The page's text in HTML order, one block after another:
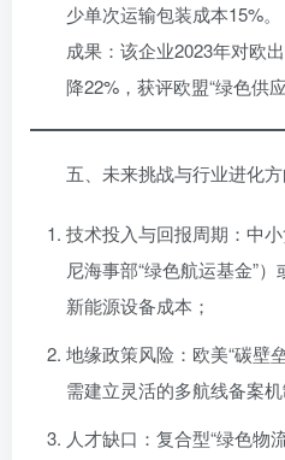
少单次运输包装成本15%。
成果：该企业2023年对欧
降22%，获评欧盟“绿色供应
五、未来挑战与行业进化方
技术投入与回报周期：中
尼海事部“绿色航运基金”
新能源设备成本；
地缘政策风险：欧美“碳壁
需建立灵活的多航线备案机
人才缺口：复合型“绿色物